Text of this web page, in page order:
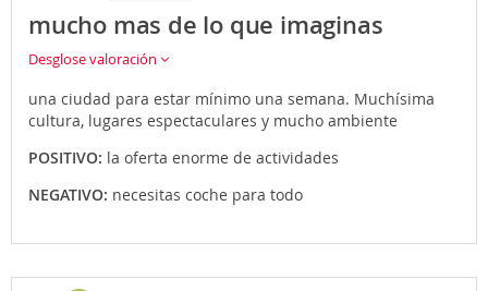
mucho mas de lo que imaginas
Desglose valoración
una ciudad para estar mínimo una semana. Muchísima
cultura, lugares espectaculares y mucho ambiente
POSITIVO: la oferta enorme de actividades
NEGATIVO: necesitas coche para todo